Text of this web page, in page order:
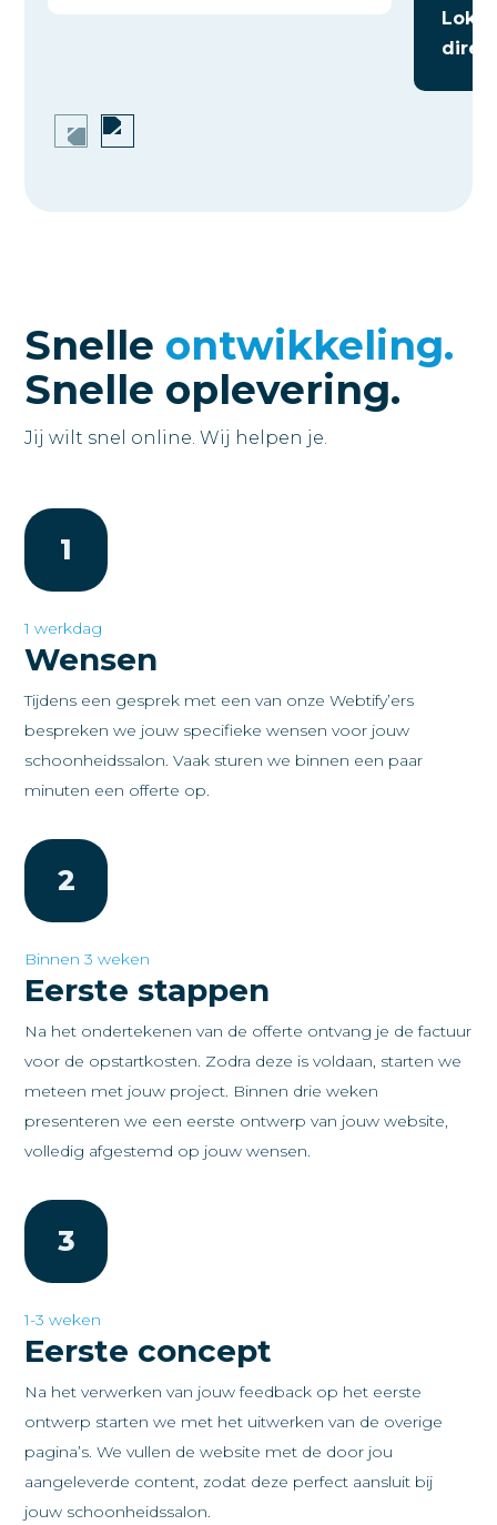
Snelle ontwikkeling.
Snelle oplevering.
Jij wilt snel online. Wij helpen je.
1
1 werkdag
Wensen
Tijdens een gesprek met een van onze Webtify’ers
bespreken we jouw specifieke wensen voor jouw
schoonheidssalon. Vaak sturen we binnen een paar
minuten een offerte op.
2
Binnen 3 weken
Eerste stappen
Na het ondertekenen van de offerte ontvang je de factuur
voor de opstartkosten. Zodra deze is voldaan, starten we
meteen met jouw project. Binnen drie weken
presenteren we een eerste ontwerp van jouw website,
volledig afgestemd op jouw wensen.
3
1-3 weken
Eerste concept
Na het verwerken van jouw feedback op het eerste
ontwerp starten we met het uitwerken van de overige
pagina’s. We vullen de website met de door jou
aangeleverde content, zodat deze perfect aansluit bij
jouw schoonheidssalon.